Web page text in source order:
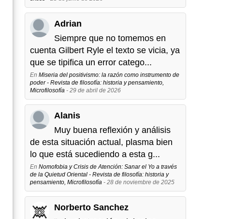
Adrian
Siempre que no tomemos en
cuenta Gilbert Ryle el texto se vicia, ya
que se tipifica un error catego...
En Miseria del positivismo: la razón como instrumento de
poder - Revista de filosofía: historia y pensamiento,
Microfilosofía - 29 de abril de 2026
Alanis
Muy buena reflexión y análisis
de esta situación actual, plasma bien
lo que está sucediendo a esta g...
En Nomofobia y Crisis de Atención: Sanar el Yo a través
de la Quietud Oriental - Revista de filosofía: historia y
pensamiento, Microfilosofía - 28 de noviembre de 2025
Norberto Sanchez